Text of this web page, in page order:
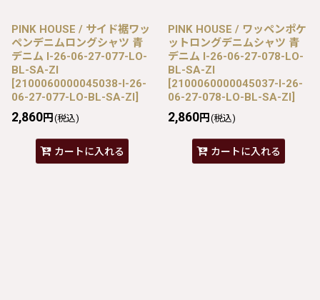
PINK HOUSE / サイド裾ワッ
ペンデニムロングシャツ 青
デニム I-26-06-27-077-LO-
BL-SA-ZI
[2100060000045038-I-26-
06-27-077-LO-BL-SA-ZI]
2,860円 (税込)
カートに入れる
PINK HOUSE / ワッペンポケ
ットロングデニムシャツ 青
デニム I-26-06-27-078-LO-
BL-SA-ZI
[2100060000045037-I-26-
06-27-078-LO-BL-SA-ZI]
2,860円 (税込)
カートに入れる